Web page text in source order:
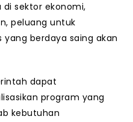
sektor ekonomi,
peluang untuk
berdaya saing akan
dapat
program yang
kebutuhan